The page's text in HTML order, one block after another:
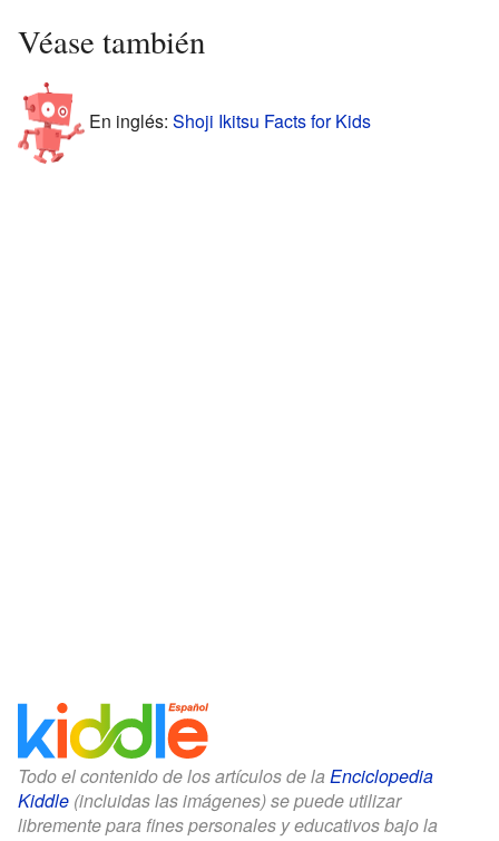
Véase también
En inglés: Shoji Ikitsu Facts for Kids
Todo el contenido de los artículos de la Enciclopedia
Kiddle (incluidas las imágenes) se puede utilizar
libremente para fines personales y educativos bajo la